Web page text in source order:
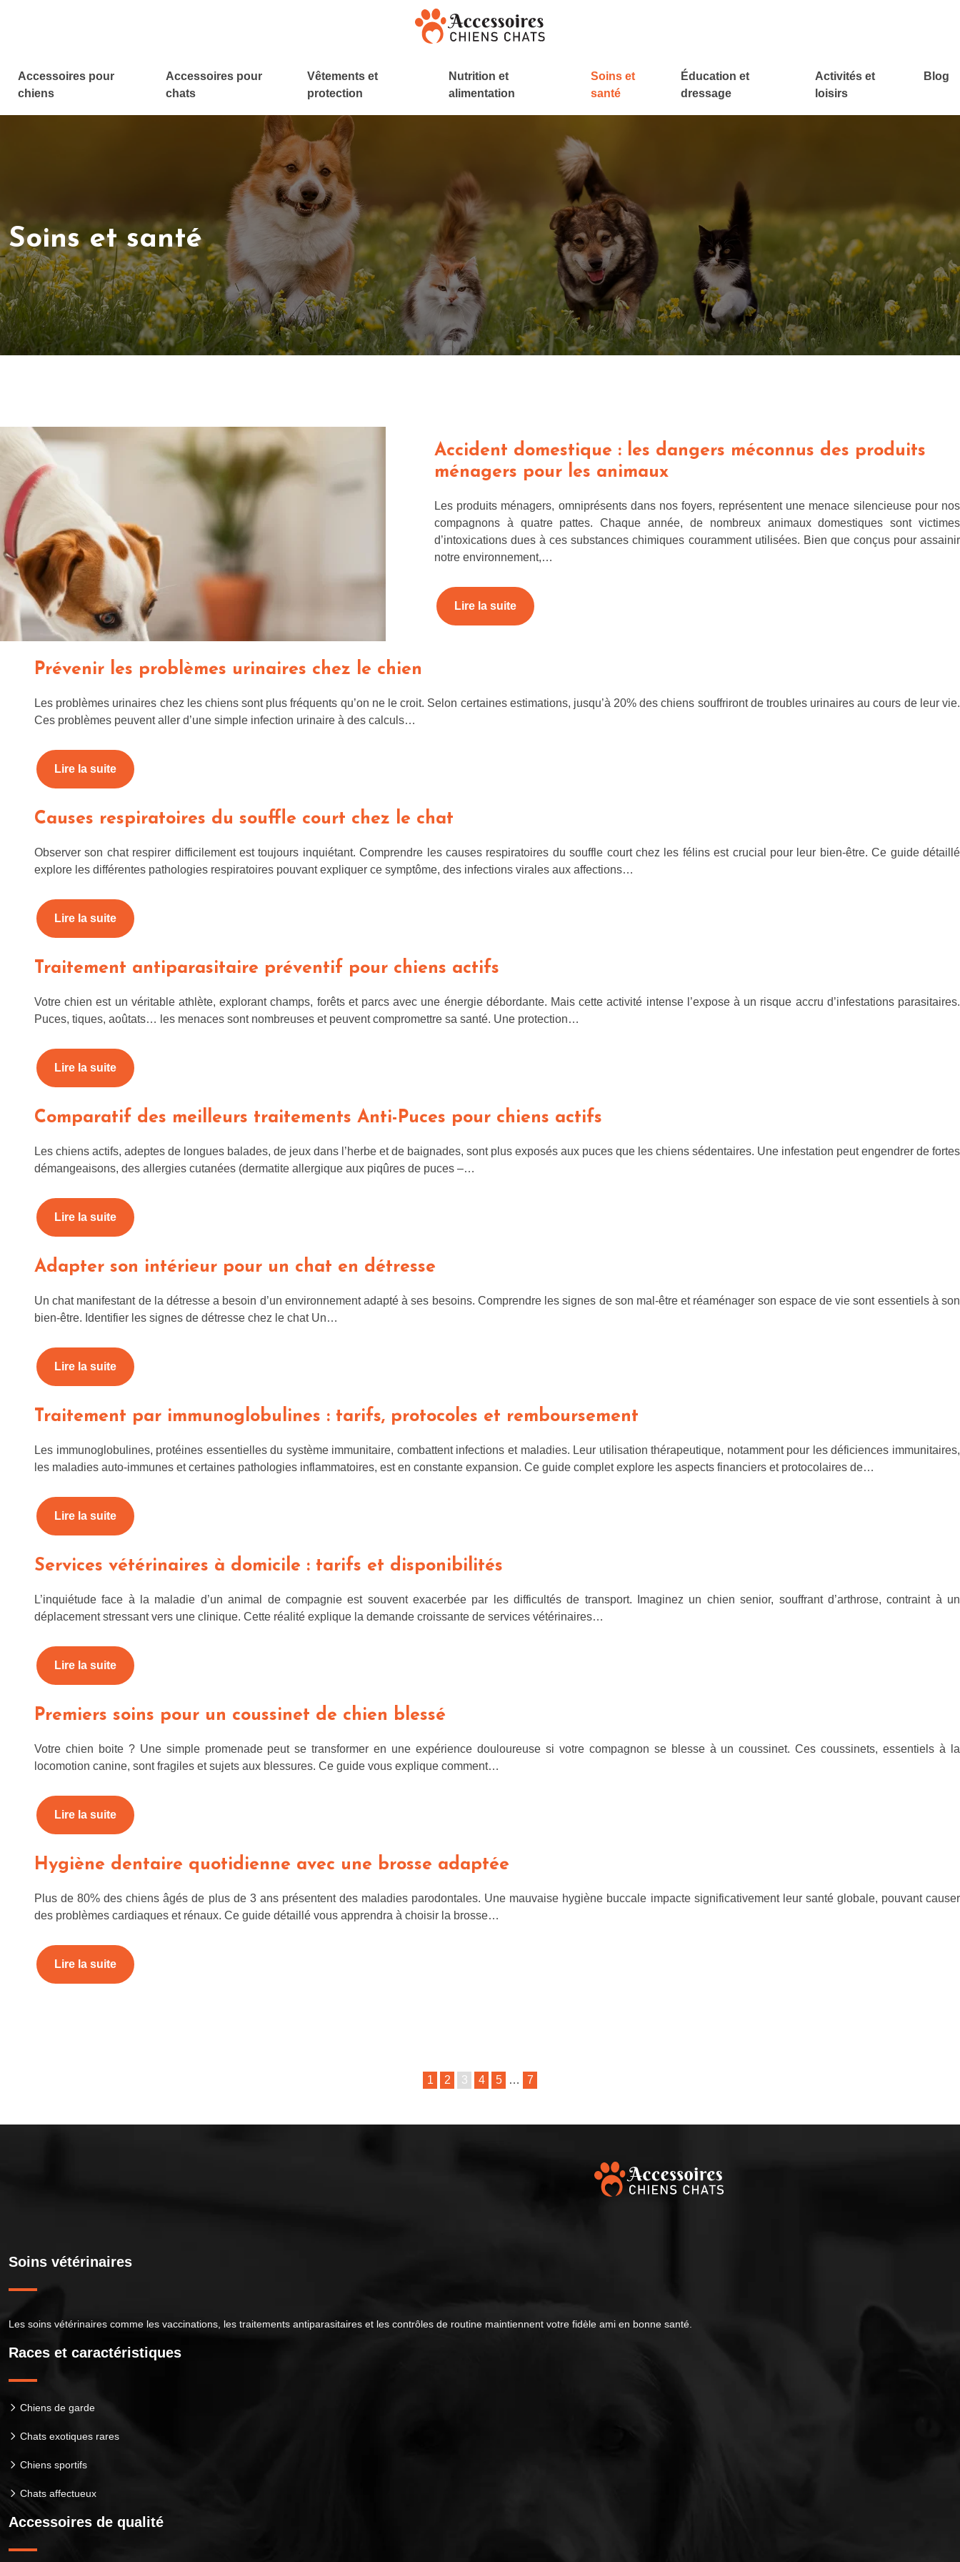
Accessoires pour
chiens
Accessoires pour
chats
Vêtements et
protection
Nutrition et
alimentation
Soins et
santé
Éducation et
dressage
Activités et
loisirs
Blog
Soins et santé
Accident domestique : les dangers méconnus des produits
ménagers pour les animaux
Les produits ménagers, omniprésents dans nos foyers, représentent une menace silencieuse pour nos
compagnons à quatre pattes. Chaque année, de nombreux animaux domestiques sont victimes
d’intoxications dues à ces substances chimiques couramment utilisées. Bien que conçus pour assainir
notre environnement,…
Lire la suite
Prévenir les problèmes urinaires chez le chien
Les problèmes urinaires chez les chiens sont plus fréquents qu’on ne le croit. Selon certaines estimations, jusqu’à 20% des chiens souffriront de troubles urinaires au cours de leur vie.
Ces problèmes peuvent aller d’une simple infection urinaire à des calculs…
Lire la suite
Causes respiratoires du souffle court chez le chat
Observer son chat respirer difficilement est toujours inquiétant. Comprendre les causes respiratoires du souffle court chez les félins est crucial pour leur bien-être. Ce guide détaillé
explore les différentes pathologies respiratoires pouvant expliquer ce symptôme, des infections virales aux affections…
Lire la suite
Traitement antiparasitaire préventif pour chiens actifs
Votre chien est un véritable athlète, explorant champs, forêts et parcs avec une énergie débordante. Mais cette activité intense l’expose à un risque accru d’infestations parasitaires.
Puces, tiques, aoûtats… les menaces sont nombreuses et peuvent compromettre sa santé. Une protection…
Lire la suite
Comparatif des meilleurs traitements Anti-Puces pour chiens actifs
Les chiens actifs, adeptes de longues balades, de jeux dans l’herbe et de baignades, sont plus exposés aux puces que les chiens sédentaires. Une infestation peut engendrer de fortes
démangeaisons, des allergies cutanées (dermatite allergique aux piqûres de puces –…
Lire la suite
Adapter son intérieur pour un chat en détresse
Un chat manifestant de la détresse a besoin d’un environnement adapté à ses besoins. Comprendre les signes de son mal-être et réaménager son espace de vie sont essentiels à son
bien-être. Identifier les signes de détresse chez le chat Un…
Lire la suite
Traitement par immunoglobulines : tarifs, protocoles et remboursement
Les immunoglobulines, protéines essentielles du système immunitaire, combattent infections et maladies. Leur utilisation thérapeutique, notamment pour les déficiences immunitaires,
les maladies auto-immunes et certaines pathologies inflammatoires, est en constante expansion. Ce guide complet explore les aspects financiers et protocolaires de…
Lire la suite
Services vétérinaires à domicile : tarifs et disponibilités
L’inquiétude face à la maladie d’un animal de compagnie est souvent exacerbée par les difficultés de transport. Imaginez un chien senior, souffrant d’arthrose, contraint à un
déplacement stressant vers une clinique. Cette réalité explique la demande croissante de services vétérinaires…
Lire la suite
Premiers soins pour un coussinet de chien blessé
Votre chien boite ? Une simple promenade peut se transformer en une expérience douloureuse si votre compagnon se blesse à un coussinet. Ces coussinets, essentiels à la
locomotion canine, sont fragiles et sujets aux blessures. Ce guide vous explique comment…
Lire la suite
Hygiène dentaire quotidienne avec une brosse adaptée
Plus de 80% des chiens âgés de plus de 3 ans présentent des maladies parodontales. Une mauvaise hygiène buccale impacte significativement leur santé globale, pouvant causer
des problèmes cardiaques et rénaux. Ce guide détaillé vous apprendra à choisir la brosse…
Lire la suite
1 2 3 4 5 … 7
Soins vétérinaires
Les soins vétérinaires comme les vaccinations, les traitements antiparasitaires et les contrôles de routine maintiennent votre fidèle ami en bonne santé.
Races et caractéristiques
Chiens de garde
Chats exotiques rares
Chiens sportifs
Chats affectueux
Accessoires de qualité